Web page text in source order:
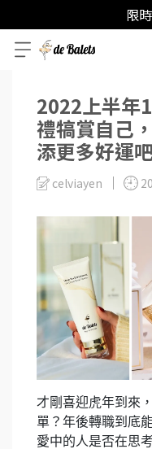
限
2022上半年
禮犒賞自己
添更多好運
celviayen
才剛喜迎虎年到來
單？年後轉職到底
愛中的人是否在思